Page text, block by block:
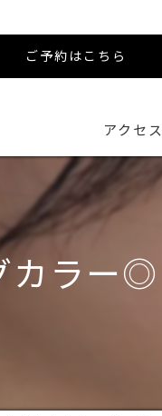
ご予約はこちら
アクセス
カラー◎